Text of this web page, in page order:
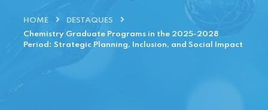
HOME
DESTAQUES
Chemistry Graduate Programs in the 2025-2028
Period: Strategic Planning, Inclusion, and Social Impact